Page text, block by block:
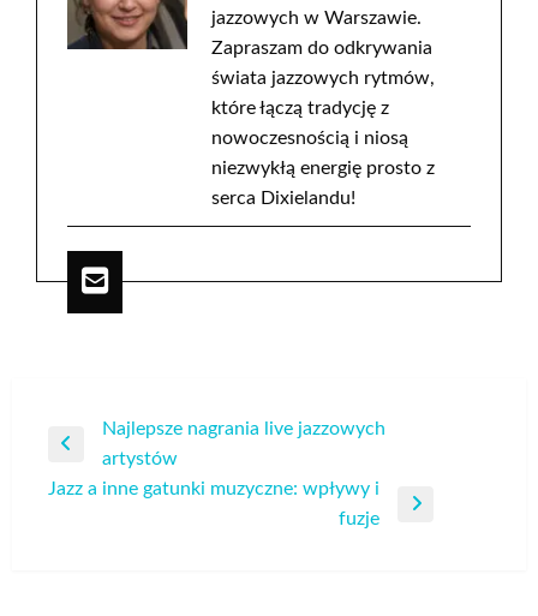
jazzowych w Warszawie.
Zapraszam do odkrywania
świata jazzowych rytmów,
które łączą tradycję z
nowoczesnością i niosą
niezwykłą energię prosto z
serca Dixielandu!
Nawigacja
wpisu
Poprzedni
wpis
Najlepsze nagrania live jazzowych
artystów
Jazz a inne gatunki muzyczne: wpływy i
fuzje